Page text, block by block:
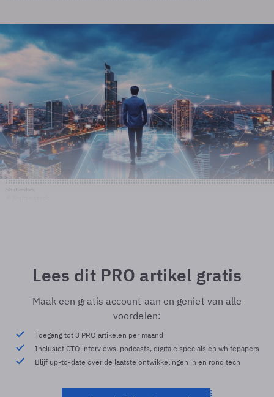
Lees dit PRO artikel gratis
Maak een gratis account aan en geniet van alle
voordelen:
Toegang tot 3 PRO artikelen per maand
Inclusief CTO interviews, podcasts, digitale specials en whitepapers
Blijf up-to-date over de laatste ontwikkelingen in en rond tech